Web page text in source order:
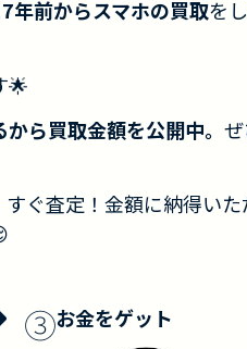
年前からスマホの買取を
🌟
ら買取金額を公開中。
すぐ査定！金額に納得い
③お金をゲット